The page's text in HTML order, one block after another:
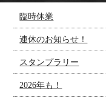
臨時休業
連休のお知らせ！
スタンプラリー
2026年も！